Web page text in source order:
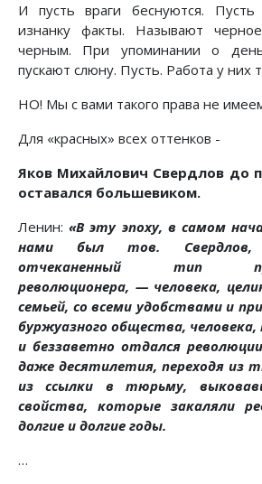
И пусть враги беснуются.
изнанку факты. Называют
черным. При упоминании о
пускают слюну. Пусть. Работа у них
НО! Мы с вами такого права не
Для «красных» всех оттенков -
Яков Михайлович Свердлов до
оставался большевиком.
Ленин:«В эту эпоху, в самом
нами был тов. Свердлов,
отчеканенный тип
революционера, — человека,
семьей, со всеми удобствами и
буржуазного общества,
и беззаветно отдался
даже десятилетия, переходя из
из ссылки в тюрьму,
свойства, которые закаляли
долгие и долгие годы.
…